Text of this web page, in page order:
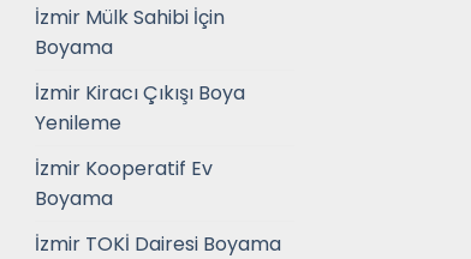
İzmir Mülk Sahibi İçin
Boyama
İzmir Kiracı Çıkışı Boya
Yenileme
İzmir Kooperatif Ev
Boyama
İzmir TOKİ Dairesi Boyama